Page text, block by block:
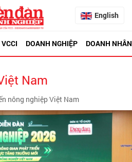
English
VCCI DOANH NGHIỆP DOANH NHÂN
Nam
nông nghiệp Việt Nam